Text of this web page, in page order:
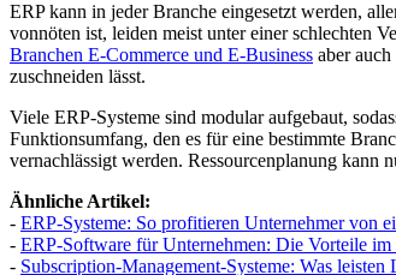
ERP kann in jeder Branche eingesetzt werden,
vonnöten ist, leiden meist unter einer schlechten
Branchen E-Commerce und E-Business aber
zuschneiden lässt.
Viele ERP-Systeme sind modular aufgebaut,
Funktionsumfang, den es für eine bestimmte
vernachlässigt werden. Ressourcenplanung kann
Ähnliche Artikel:
- ERP-Systeme: So profitieren Unternehmer von
- ERP-Software für Unternehmen: Die Vorteile
- Subscription-Management-Systeme: Was